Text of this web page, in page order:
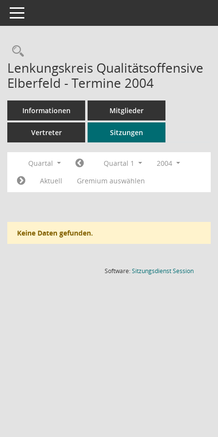
Toggle navigation
Rechercheauswahl
Lenkungskreis Qualitätsoffensive
Elberfeld - Termine 2004
Informationen Mitglieder
Vertreter Sitzungen
Quartal Quartal 1
2004
Aktuell
Gremium auswählen
Keine Daten gefunden.
Software:SitzungsdienstSession(Wird in